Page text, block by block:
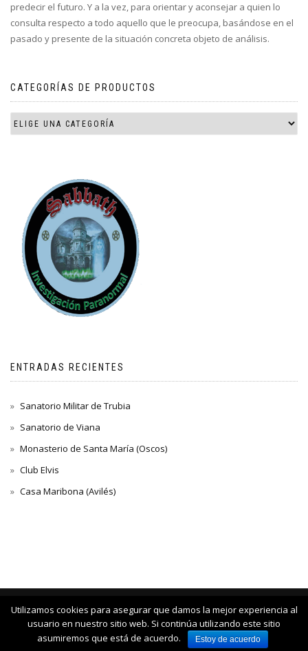
predecir el futuro. Y a la vez, para orientar y aconsejar a quien lo
consulta respecto a todo aquello que le preocupa, basándose en el
pasado y presente de la situación concreta objeto de análisis.
CATEGORÍAS DE PRODUCTOS
ENTRADAS RECIENTES
Sanatorio Militar de Trubia
Sanatorio de Viana
Monasterio de Santa María (Oscos)
Club Elvis
Casa Maribona (Avilés)
COPYRIGHT © 2018 SABBATH ALL RIGHT RESERVED
Utilizamos cookies para asegurar que damos la mejor experiencia al
usuario en nuestro sitio web. Si continúa utilizando este sitio
asumiremos que está de acuerdo.
Estoy de acuerdo